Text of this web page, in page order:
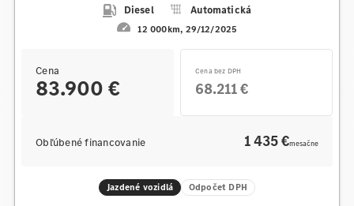
Diesel
Automatická
12 000km 29/12/2025
Cena
83.900 €
Cena bez DPH
68.211 €
Obľúbené financovanie 1 435 €mesačne
Jazdené vozidlá Odpočet DPH